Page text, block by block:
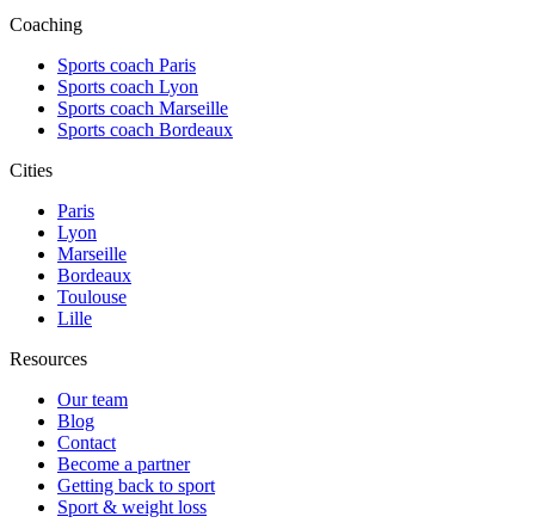
Coaching
Sports coach Paris
Sports coach Lyon
Sports coach Marseille
Sports coach Bordeaux
Cities
Paris
Lyon
Marseille
Bordeaux
Toulouse
Lille
Resources
Our team
Blog
Contact
Become a partner
Getting back to sport
Sport & weight loss